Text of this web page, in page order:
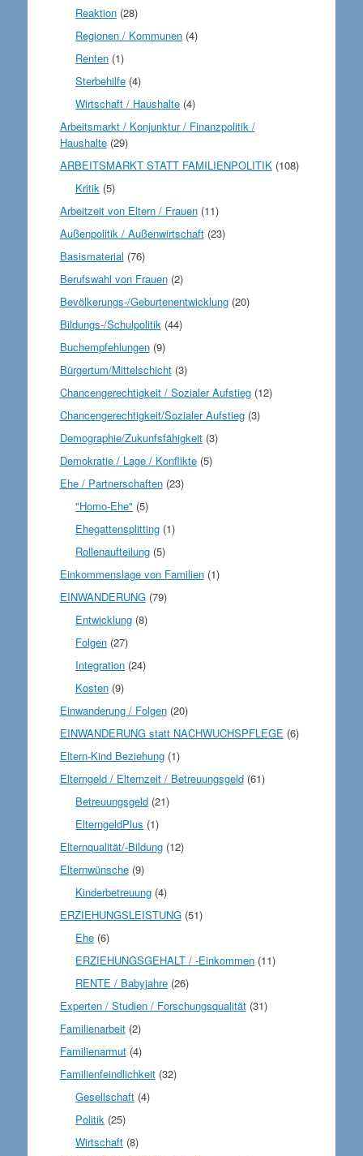
Reaktion (28)
Regionen / Kommunen (4)
Renten (1)
Sterbehilfe (4)
Wirtschaft / Haushalte (4)
Arbeitsmarkt / Konjunktur / Finanzpolitik /
Haushalte(29)
ARBEITSMARKT STATT FAMILIENPOLITIK(108)
Kritik (5)
Arbeitzeit von Eltern / Frauen(11)
Außenpolitik / Außenwirtschaft(23)
Basismaterial (76)
Berufswahl von Frauen(2)
Bevölkerungs-/Geburtenentwicklung(20)
Bildungs-/Schulpolitik(44)
Buchempfehlungen(9)
Bürgertum/Mittelschicht(3)
Chancengerechtigkeit / Sozialer Aufstieg(12)
Chancengerechtigkeit/Sozialer Aufstieg(3)
Demographie/Zukunfsfähigkeit(3)
Demokratie / Lage / Konflikte(5)
Ehe / Partnerschaften(23)
"Homo-Ehe" (5)
Ehegattensplitting (1)
Rollenaufteilung (5)
Einkommenslage von Familien(1)
EINWANDERUNG(79)
Entwicklung (8)
Folgen (27)
Integration (24)
Kosten (9)
Einwanderung / Folgen(20)
EINWANDERUNG statt NACHWUCHSPFLEGE (6)
Eltern-Kind Beziehung(1)
Elterngeld / Elternzeit / Betreuungsgeld(61)
Betreuungsgeld (21)
ElterngeldPlus (1)
Elternqualität/-Bildung(12)
Elternwünsche(9)
Kinderbetreuung (4)
ERZIEHUNGSLEISTUNG(51)
Ehe (6)
ERZIEHUNGSGEHALT / -Einkommen (11)
RENTE / Babyjahre (26)
Experten / Studien / Forschungsqualität(31)
Familienarbeit(2)
Familienarmut(4)
Familienfeindlichkeit(32)
Gesellschaft (4)
Politik (25)
Wirtschaft (8)